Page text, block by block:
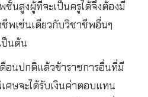
นสูงผู้ที่จะเป็นครูได้จึงต้องมี
พเช่นเดียวกับวิชาชีพอื่นๆ
ป็นต้น
อนปกติแล้วข้าราชการอื่นที่มี
ศษจะได้รับเงินค่าตอบแทน